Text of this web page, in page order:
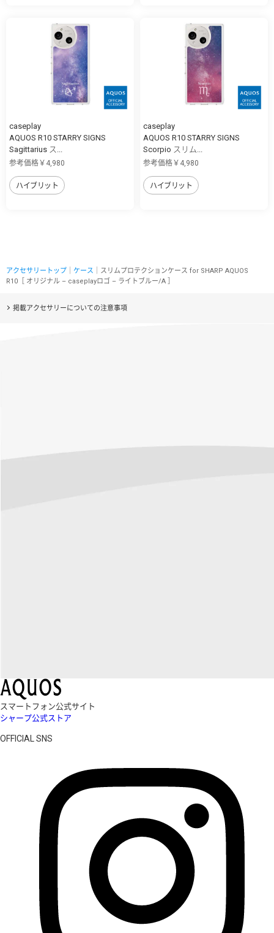
caseplay
AQUOS R10 STARRY SIGNS
Sagittarius ス...
参考価格￥4,980
ハイブリット
caseplay
AQUOS R10 STARRY SIGNS
Scorpio スリム...
参考価格￥4,980
ハイブリット
アクセサリートップ ケース ｜スリムプロテクションケース for SHARP AQUOS
R10［ オリジナル – caseplayロゴ – ライトブルー/A ］
掲載アクセサリーについての注意事項
スマートフォン公式サイト
シャープ公式ストア
OFFICIAL SNS